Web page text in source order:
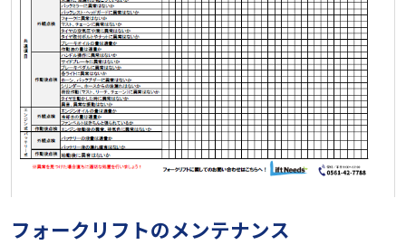
フォークリフトのメンテナンス